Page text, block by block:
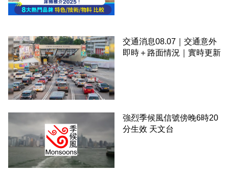
交通消息08.07｜交通意外
即時＋路面情況｜實時更新
強烈季候風信號傍晚6時20
分生效 天文台